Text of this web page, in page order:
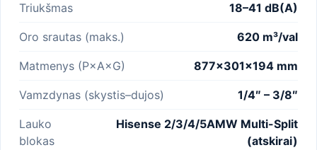
Triukšmas 18–41 dB(A)
Oro srautas (maks.) 620 m³/val
Matmenys (P×A×G) 877×301×194 mm
Vamzdynas (skystis–dujos) 1/4″ – 3/8″
Lauko
blokas
Hisense 2/3/4/5AMW Multi-Split
(atskirai)